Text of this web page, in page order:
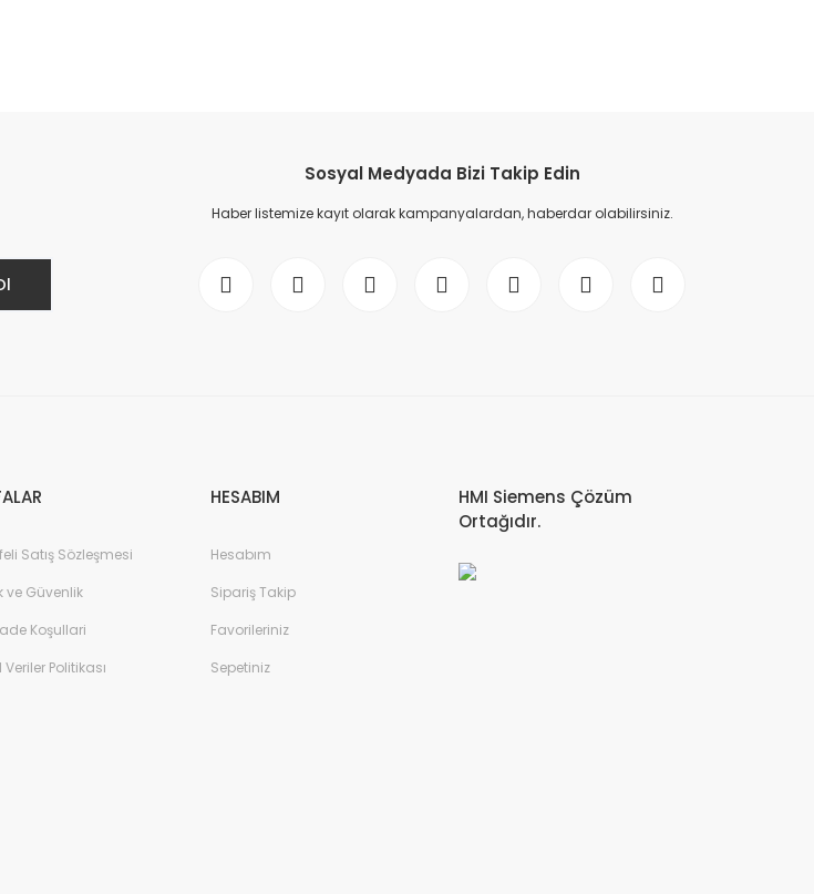
Sosyal Medyada Bizi Takip Edin
Haber listemize kayıt olarak kampanyalardan, haberdar olabilirsiniz.
Satış Sözleşmesi
ve Güvenlik
Koşullari
Veriler Politikası
HESABIM
Hesabım
Sipariş Takip
Favorileriniz
Sepetiniz
HMI Siemens Çözüm
Ortağıdır.